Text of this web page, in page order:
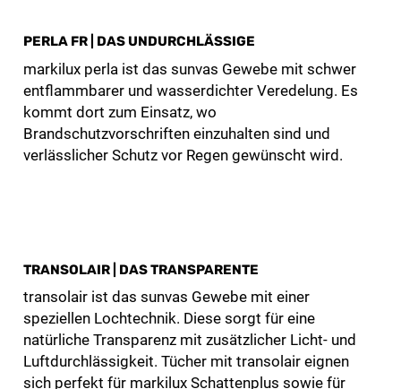
PERLA FR | DAS UNDURCHLÄSSIGE
markilux perla ist das sunvas Gewebe mit schwer
entflammbarer und wasserdichter Veredelung. Es
kommt dort zum Einsatz, wo
Brandschutzvorschriften einzuhalten sind und
verlässlicher Schutz vor Regen gewünscht wird.
TRANSOLAIR | DAS TRANSPARENTE
transolair ist das sunvas Gewebe mit einer
speziellen Lochtechnik. Diese sorgt für eine
natürliche Transparenz mit zusätzlicher Licht- und
Luftdurchlässigkeit. Tücher mit transolair eignen
sich perfekt für markilux Schattenplus sowie für